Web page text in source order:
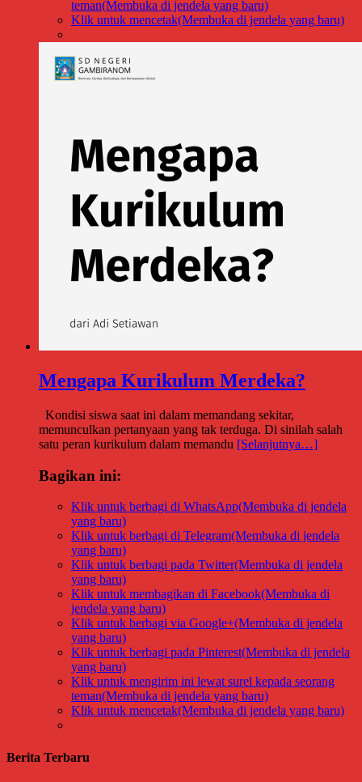
teman(Membuka di jendela yang baru)
Klik untuk mencetak(Membuka di jendela yang baru)
Mengapa Kurikulum Merdeka?
Kondisi siswa saat ini dalam memandang sekitar,
memunculkan pertanyaan yang tak terduga. Di sinilah salah
satu peran kurikulum dalam memandu [Selanjutnya…]
Bagikan ini:
Klik untuk berbagi di WhatsApp(Membuka di jendela
yang baru)
Klik untuk berbagi di Telegram(Membuka di jendela
yang baru)
Klik untuk berbagi pada Twitter(Membuka di jendela
yang baru)
Klik untuk membagikan di Facebook(Membuka di
jendela yang baru)
Klik untuk berbagi via Google+(Membuka di jendela
yang baru)
Klik untuk berbagi pada Pinterest(Membuka di jendela
yang baru)
Klik untuk mengirim ini lewat surel kepada seorang
teman(Membuka di jendela yang baru)
Klik untuk mencetak(Membuka di jendela yang baru)
Berita Terbaru